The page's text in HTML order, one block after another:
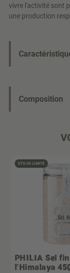
vivre l'activité sont
une production
Composition
STOCK LIMITÉ
PHILIA Sel
l'Himalaya